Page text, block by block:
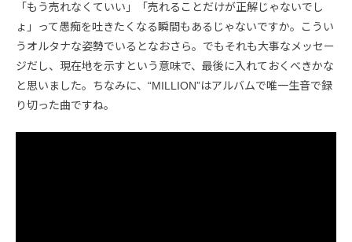
「もう売れなくていい」「売れることだけが正解じゃないでし
ょ」って愚痴を吐きたくなる瞬間もあるじゃないですか。こうい
うオルタナな姿勢でいるとなおさら。でもそれも大事なメッセー
ジだし、現在地を示すという意味で、最後に入れておくべきかな
と思いました。ちなみに、“MILLION”はアルバムで唯一生音で録
り切った曲ですね。